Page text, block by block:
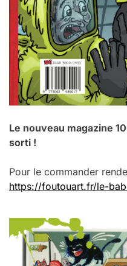
Le nouveau magazine
sorti !
Pour le commander
https://foutouart.fr/le-